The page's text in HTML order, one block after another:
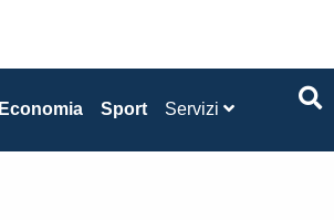
Economia Sport Servizi